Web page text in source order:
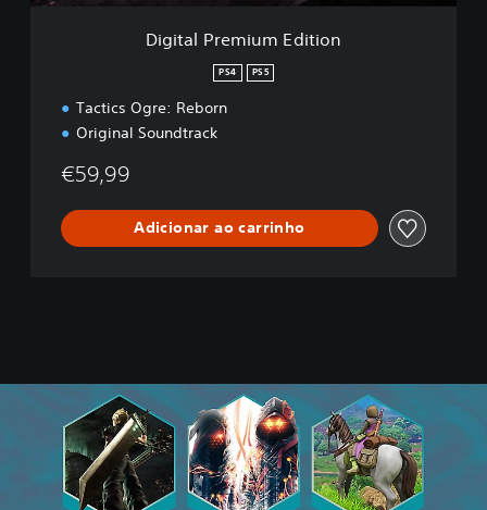
i
Digital Premium Edition
PS4 PS5
Tactics Ogre: Reborn
Original Soundtrack
€59,99
Adicionar ao carrinho